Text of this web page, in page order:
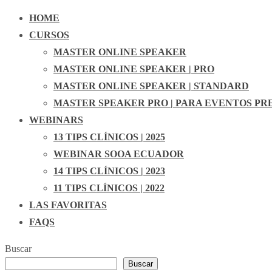
HOME
CURSOS
MASTER ONLINE SPEAKER
MASTER ONLINE SPEAKER | PRO
MASTER ONLINE SPEAKER | STANDARD
MASTER SPEAKER PRO | PARA EVENTOS
WEBINARS
13 TIPS CLÍNICOS | 2025
WEBINAR SOOA ECUADOR
14 TIPS CLÍNICOS | 2023
11 TIPS CLÍNICOS | 2022
LAS FAVORITAS
FAQS
Buscar
Buscar